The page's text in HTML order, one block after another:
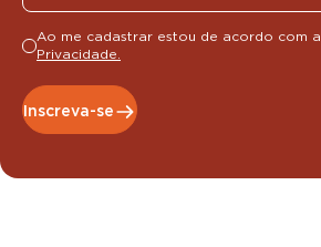
Ao me cadastrar estou de acordo com a
Privacidade.
Inscreva-se